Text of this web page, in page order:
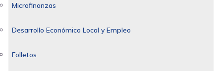
Microfinanzas
Desarrollo Económico Local y Empleo
Folletos